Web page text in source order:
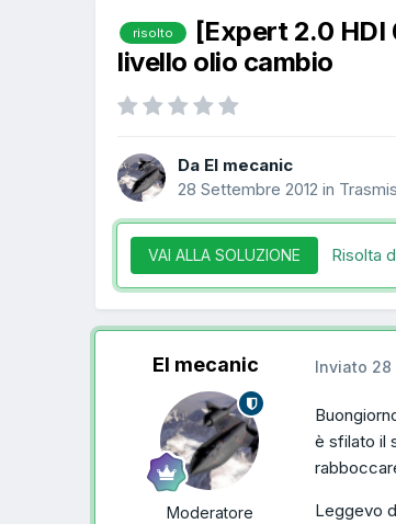
risolto
[Expert 2.0
livello olio cambio
Da El mecanic
28 Settembre 2012 in
VAI ALLA SOLUZIONE Risolta
El mecanic
Moderatore
Inviato 28
è sfilato il
Leggevo